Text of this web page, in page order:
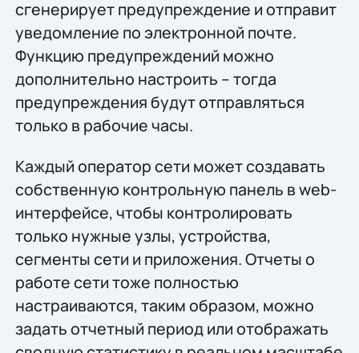
сгенерирует предупреждение и отправит
уведомление по электронной почте.
Функцию предупреждений можно
дополнительно настроить – тогда
предупреждения будут отправляться
только в рабочие часы.
Каждый оператор сети может создавать
собственную контрольную панель в web-
интерфейсе, чтобы контролировать
только нужные узлы, устройства,
сегменты сети и приложения. Отчеты о
работе сети тоже полностью
настраиваются, таким образом, можно
задать отчетный период или отображать